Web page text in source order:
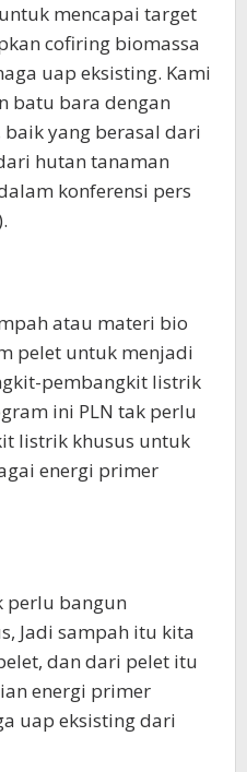
mencapai target
cofiring biomassa
uap eksisting. Kami
batu bara dengan
yang berasal dari
hutan tanaman
konferensi pers
atau materi bio
pelet untuk menjadi
pembangkit listrik
ini PLN tak perlu
listrik khusus untuk
energi primer
perlu bangun
Jadi sampah itu kita
dan dari pelet itu
energi primer
uap eksisting dari